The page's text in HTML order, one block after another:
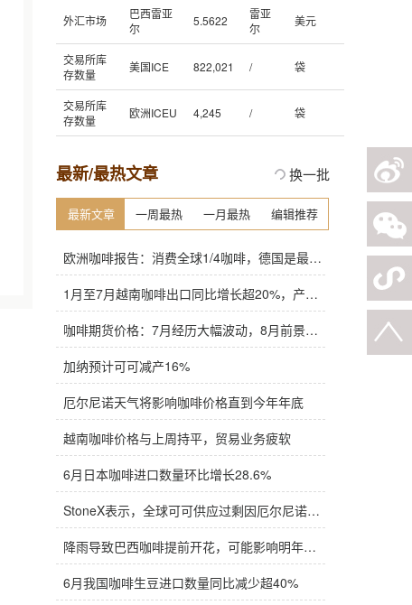
外汇市场
巴西雷亚
尔
5.5622
雷亚
尔
美元
交易所库
存数量
美国ICE 822,021 / 袋
交易所库
存数量
欧洲ICEU 4,245 / 袋
最新/最热文章 换一批
最新文章 一周最热 一月最热 编辑推荐
欧洲咖啡报告：消费全球1/4咖啡，德国是最大进口国，意大利在烘焙咖啡生产中领先
1月至7月越南咖啡出口同比增长超20%，产量也将是过去四年来最高
咖啡期货价格：7月经历大幅波动，8月前景依旧不明朗
加纳预计可可减产16%
厄尔尼诺天气将影响咖啡价格直到今年年底
越南咖啡价格与上周持平，贸易业务疲软
6月日本咖啡进口数量环比增长28.6%
StoneX表示，全球可可供应过剩因厄尔尼诺而萎缩
降雨导致巴西咖啡提前开花，可能影响明年产量，造成近期价格波动极不稳定
6月我国咖啡生豆进口数量同比减少超40%